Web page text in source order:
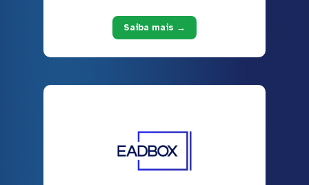
Saiba mais →